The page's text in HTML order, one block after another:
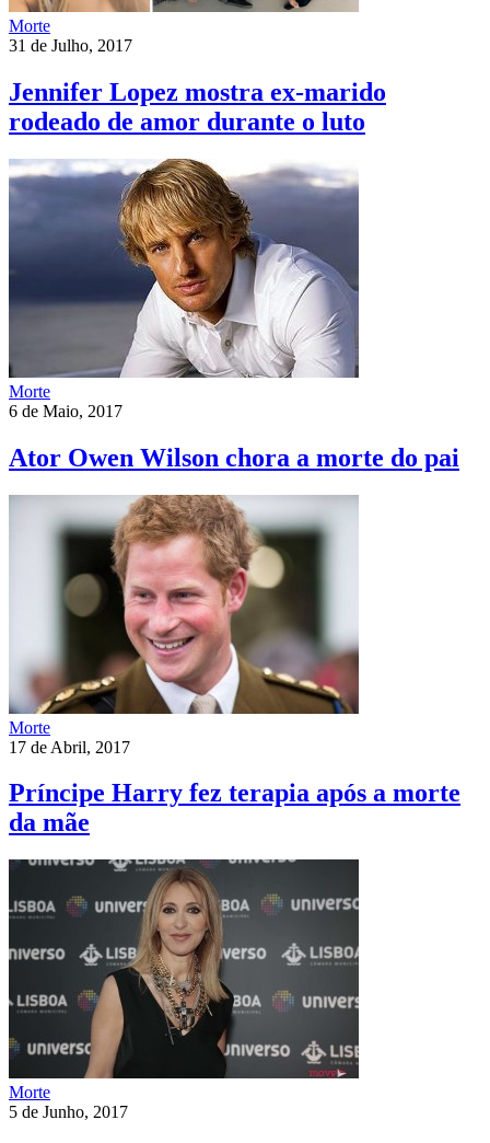
Morte
31 de Julho, 2017
Jennifer Lopez mostra ex-marido
rodeado de amor durante o luto
Morte
6 de Maio, 2017
Ator Owen Wilson chora a morte do pai
Morte
17 de Abril, 2017
Príncipe Harry fez terapia após a morte
da mãe
Morte
5 de Junho, 2017